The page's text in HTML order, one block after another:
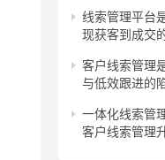
线索管理平台
现获客到成交
客户线索管理
与低效跟进的
一体化线索管
客户线索管理